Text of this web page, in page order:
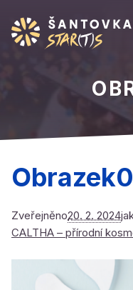
Zveřejněno20. 2. 2024
CALTHA – přírodní